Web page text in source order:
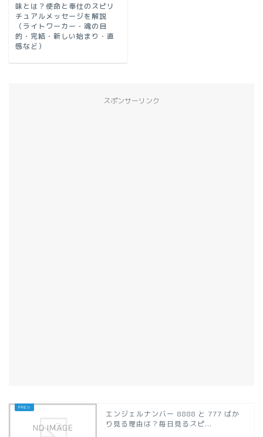
味とは？使命と奉仕のスピリ
チュアルメッセージを解説
（ライトワーカー・魂の目
的・完結・新しい始まり・直
感など）
スポンサーリンク
エンジェルナンバー 8888 と 777 ばか
り見る理由は？毎日見るスピ...